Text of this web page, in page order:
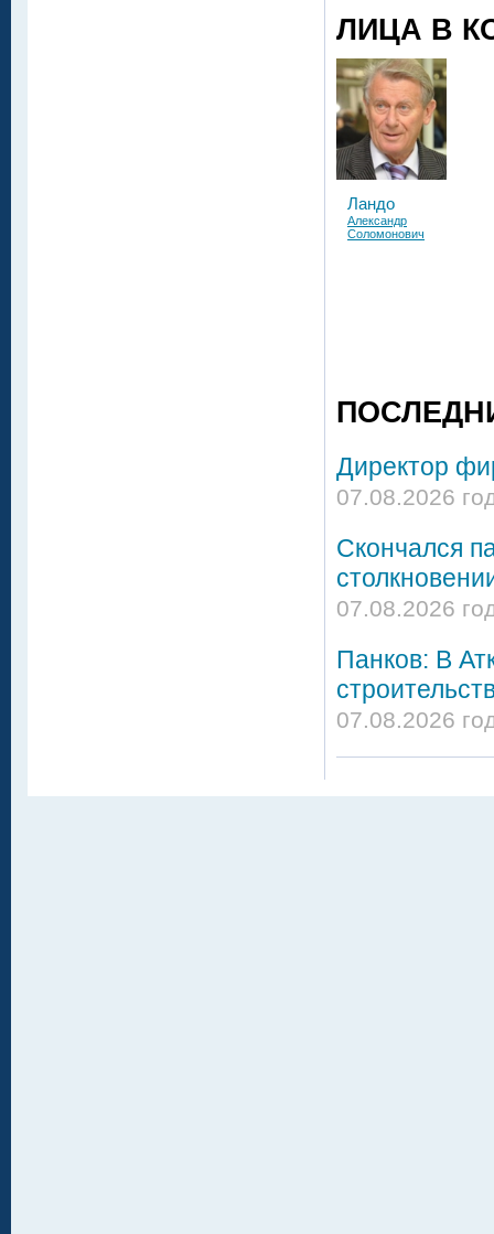
ЛИЦА В
Ландо
Александр
Соломонович
Директор
07.08.2026
Скончался
07.08.2026
Панков: В
07.08.2026